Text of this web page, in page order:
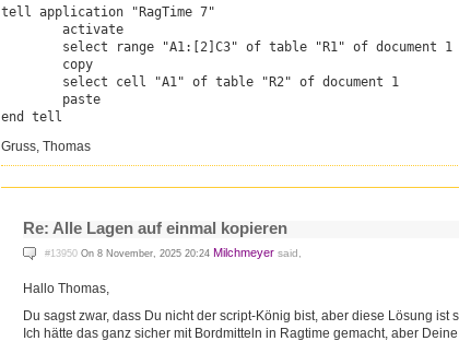
tell application "RagTime 7"
	activate
Gruss, Thomas
Re: Alle Lagen auf einmal kopieren
#13950 On 8 November, 2025 20:24 Milchmeyer said,
Hallo Thomas,
Du sagst zwar, dass Du nicht der script-König bist, aber diese Lösung ist
Ich hätte das ganz sicher mit Bordmitteln in Ragtime gemacht, aber